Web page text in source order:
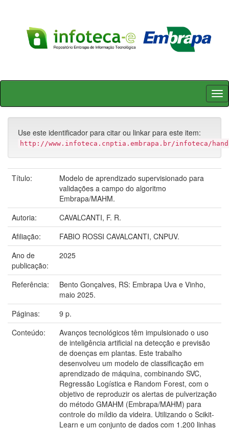
Skip
Use este identificador para citar ou linkar para este item:
http://www.infoteca.cnptia.embrapa.br/infoteca/
Título:
Modelo de aprendizado supervisionado para
validações a campo do algoritmo
Embrapa/MAHM.
Autoria:
CAVALCANTI, F. R.
Afiliação:
FABIO ROSSI CAVALCANTI, CNPUV.
Ano de
publicação:
2025
Referência:
Bento Gonçalves, RS: Embrapa Uva e Vinho,
maio 2025.
Páginas:
9 p.
Conteúdo:
Avanços tecnológicos têm impulsionado o uso
de inteligência artificial na detecção e previsão
de doenças em plantas. Este trabalho
desenvolveu um modelo de classificação em
aprendizado de máquina, combinando SVC,
Regressão Logística e Random Forest, com o
objetivo de reproduzir os alertas de pulverização
do método GMAHM (Embrapa/MAHM) para
controle do míldio da videira. Utilizando o Scikit-
Learn e um conjunto de dados com 1.200 linhas